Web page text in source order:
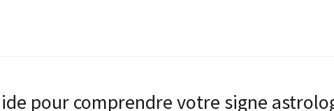
pour comprendre votre signe